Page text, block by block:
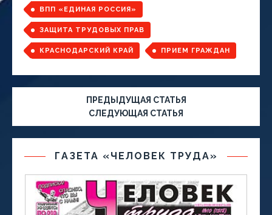
ВПП «ЕДИНАЯ РОССИЯ»
ЗАЩИТА ТРУДОВЫХ ПРАВ
КРАСНОДАРСКИЙ КРАЙ ПРИЕМ ГРАЖДАН
ПРЕДЫДУЩАЯ СТАТЬЯ
СЛЕДУЮЩАЯ СТАТЬЯ
ГАЗЕТА «ЧЕЛОВЕК ТРУДА»